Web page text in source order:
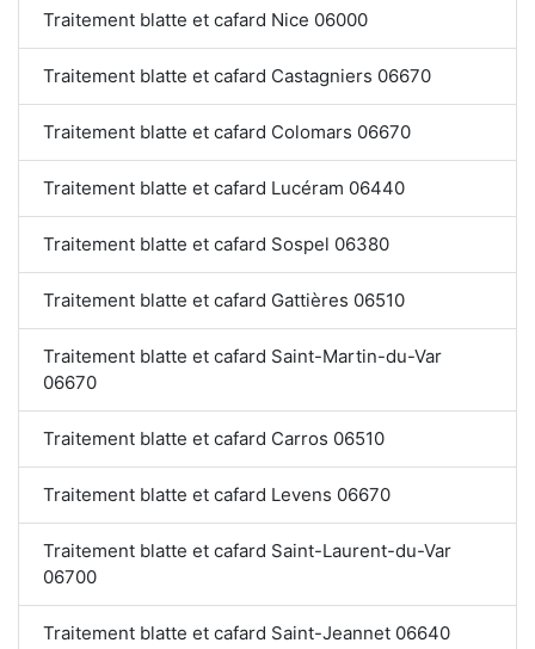
Traitement blatte et cafard Nice 06000
Traitement blatte et cafard Castagniers 06670
Traitement blatte et cafard Colomars 06670
Traitement blatte et cafard Lucéram 06440
Traitement blatte et cafard Sospel 06380
Traitement blatte et cafard Gattières 06510
Traitement blatte et cafard Saint-Martin-du-Var
06670
Traitement blatte et cafard Carros 06510
Traitement blatte et cafard Levens 06670
Traitement blatte et cafard Saint-Laurent-du-Var
06700
Traitement blatte et cafard Saint-Jeannet 06640